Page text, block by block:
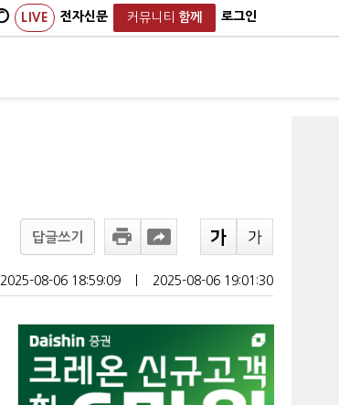
LIVE 전자신문 커뮤니티 함께 로그인
답글쓰기
2025-08-06 18:59:09 2025-08-06 19:01:30